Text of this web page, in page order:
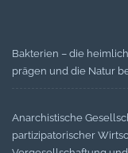
Bakterien – die
prägen und die Natur
Anarchistische
partizipatorischer